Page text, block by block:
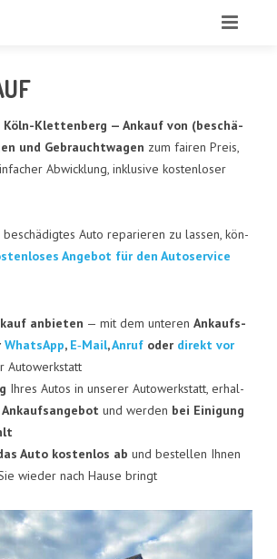
Köln-Klet­ten­berg — Ankauf von (beschä­
und Gebraucht­wa­gen zum fai­ren Preis,
Abwick­lung, inklu­si­ve kos­ten­lo­ser
Auto repa­rie­ren zu las­sen, kön­
Ange­bot für den Auto­ser­vice
anbie­ten — mit dem unte­ren Ankaufs­
Whats­App, E‑Mail,Anrufoder direkt vor
Autowerkstatt
Ihres Autos in unse­rer Auto­werk­statt, erhal­
Ankaufs­an­ge­bot und wer­den bei Eini­gung
Auto kos­ten­los ab und bestel­len Ihnen
wie­der nach Hau­se bringt